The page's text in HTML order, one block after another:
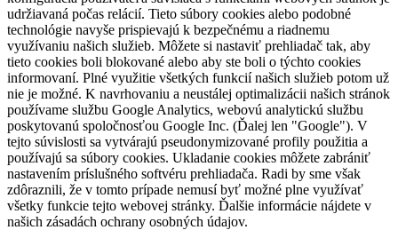
udržiavaná počas relácií. Tieto súbory cookies alebo podobné
technológie navyše prispievajú k bezpečnému a riadnemu
využívaniu našich služieb. Môžete si nastaviť prehliadač tak, aby
tieto cookies boli blokované alebo aby ste boli o týchto cookies
informovaní. Plné využitie všetkých funkcií našich služieb potom už
nie je možné. K navrhovaniu a neustálej optimalizácii našich stránok
používame službu Google Analytics, webovú analytickú službu
poskytovanú spoločnosťou Google Inc. (Ďalej len "Google"). V
tejto súvislosti sa vytvárajú pseudonymizované profily použitia a
používajú sa súbory cookies. Ukladanie cookies môžete zabrániť
nastavením príslušného softvéru prehliadača. Radi by sme však
zdôraznili, že v tomto prípade nemusí byť možné plne využívať
všetky funkcie tejto webovej stránky. Ďalšie informácie nájdete v
našich zásadách ochrany osobných údajov.